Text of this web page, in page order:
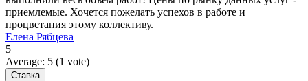
приемлемые. Хочется пожелать успехов в работе и
процветания этому коллективу.
Елена Рябцева
5
Average: 5 (1 vote)